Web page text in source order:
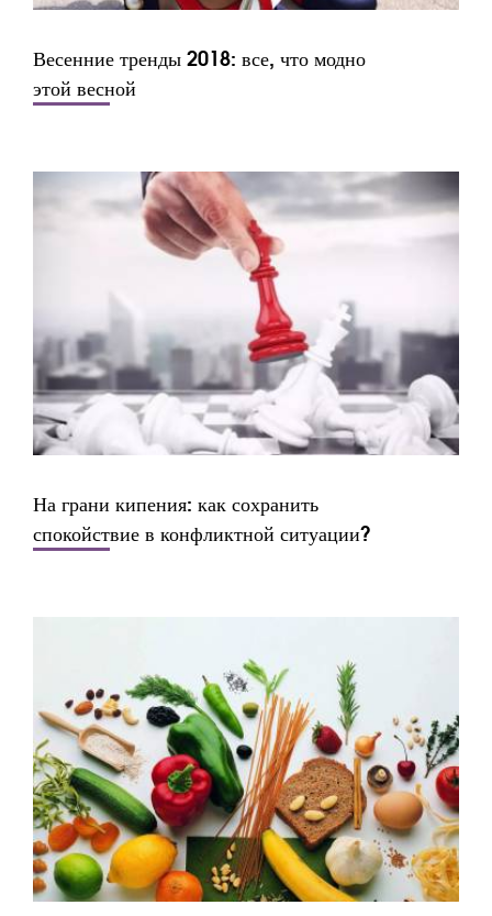
Весенние тренды 2018: все, что модно
этой весной
На грани кипения: как сохранить
спокойствие в конфликтной ситуации?